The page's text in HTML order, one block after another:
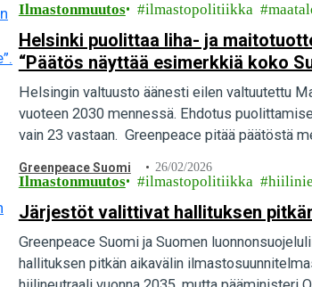
Ilmastonmuutos ilmastopolitiikka
Helsinki puolittaa liha- ja
“Päätös näyttää esimerkkiä koko
Helsingin valtuusto äänesti eilen valtuutettu
vuoteen 2030 mennessä. Ehdotus
vain 23 vastaan. Greenpeace pitää päätöstä
Greenpeace Suomi 26/02/2026
Ilmastonmuutos ilmastopolitiikka
Järjestöt valittivat hallituksen
Greenpeace Suomi ja Suomen
hallituksen pitkän aikavälin